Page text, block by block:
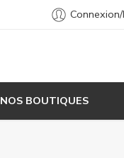
NOS BOUTIQUES